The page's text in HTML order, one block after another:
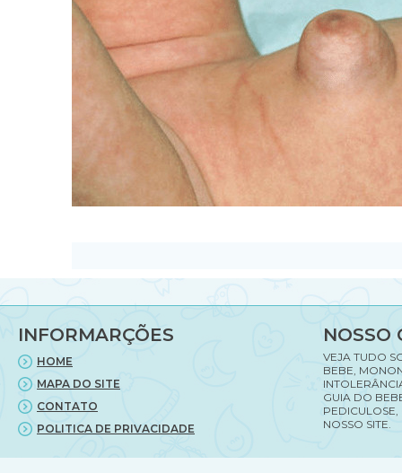
INFORMARÇÕES
HOME
MAPA DO SITE
CONTATO
POLITICA DE PRIVACIDADE
NOSSO
VEJA TUDO
BEBE,
GUIA DO
PEDICULOSE,
NOSSO SITE.